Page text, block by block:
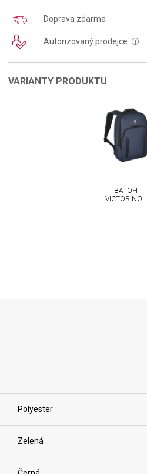
Doprava zdarma
Autorizovaný prodejce i
VARIANTY PRODUKTU
BATOH
VICTORINOX
Polyester
Zelená